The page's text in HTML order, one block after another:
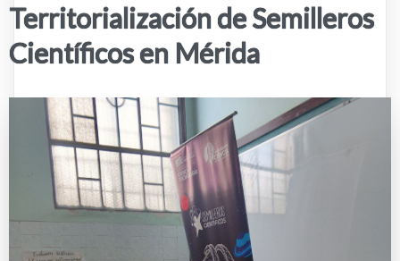
Territorialización de Semilleros
Científicos en Mérida